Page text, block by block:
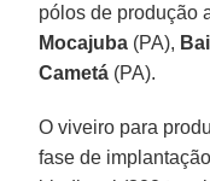
pólos de produção
Mocajuba (PA),
Cametá (PA).
O viveiro para
fase de